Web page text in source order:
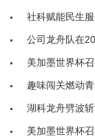
社科赋能民生
公司龙舟队在
美加墨世界杯
趣味闯关燃动
湖科龙舟劈波
美加墨世界杯